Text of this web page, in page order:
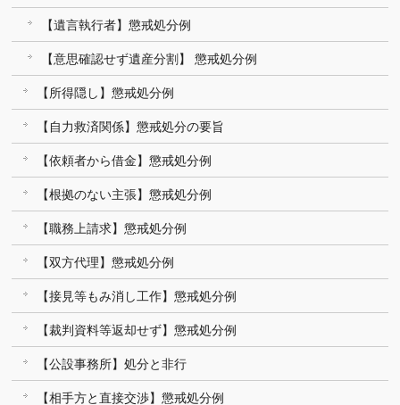
【遺言執行者】懲戒処分例
【意思確認せず遺産分割】 懲戒処分例
【所得隠し】懲戒処分例
【自力救済関係】懲戒処分の要旨
【依頼者から借金】懲戒処分例
【根拠のない主張】懲戒処分例
【職務上請求】懲戒処分例
【双方代理】懲戒処分例
【接見等もみ消し工作】懲戒処分例
【裁判資料等返却せず】懲戒処分例
【公設事務所】処分と非行
【相手方と直接交渉】懲戒処分例